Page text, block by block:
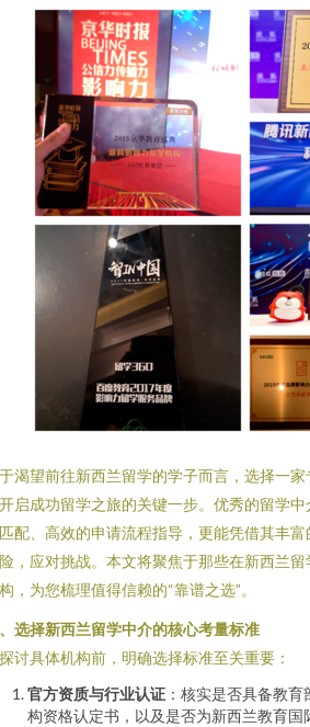
渴望前往新西兰留学的学子而言，选择一
启成功留学之旅的关键一步。优秀的留学
配、高效的申请流程指导，更能凭借其丰
，应对挑战。本文将聚焦于那些在新西兰
，为您梳理值得信赖的“靠谱之选”。
选择新西兰留学中介的核心考量标准
讨具体机构前，明确选择标准至关重要：
官方资质与行业认证 ：核实是否具备教
构资格认定书，以及是否为新西兰教育